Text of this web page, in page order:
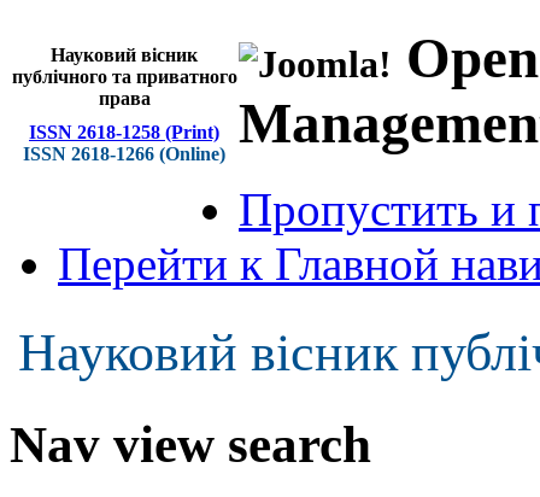
Науковий вісник
публічного та приватного
права
ISSN 2618-1258 (Print)
ISSN 2618-1266 (Online)
Пропустить и
Перейти к Главной
Науковий вісник
Nav view search